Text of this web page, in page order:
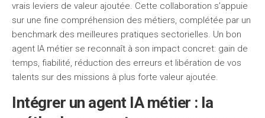
vrais leviers de valeur ajoutée. Cette collaboration s’appuie
sur une fine compréhension des métiers, complétée par un
benchmark des meilleures pratiques sectorielles. Un bon
agent IA métier se reconnaît à son impact concret: gain de
temps, fiabilité, réduction des erreurs et libération de vos
talents sur des missions à plus forte valeur ajoutée.
Intégrer un agent IA métier : la